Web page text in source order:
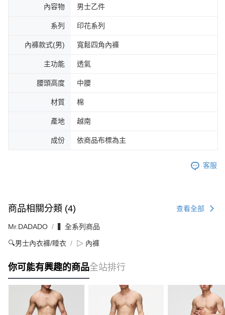
內容物 男士乙件
系列 印花系列
內褲款式(男) 寬鬆四角內褲
主功能 透氣
腰頭高度 中腰
材質 棉
產地 越南
成份 依商品布標為主
客服
商品相關分類 (4) 查看全部
Mr.DADADO ▍全系列商品
🔍男士內衣褲/睡衣 ▷ 內褲
你可能有興趣的商品全站排行